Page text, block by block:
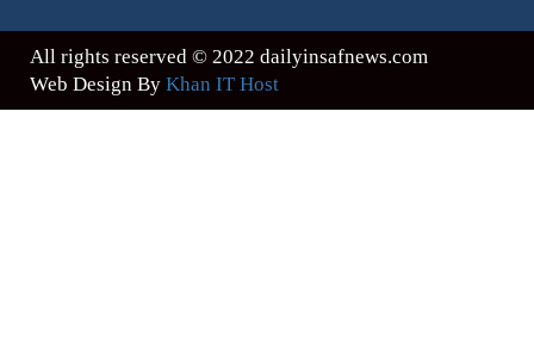
All rights reserved © 2022 dailyinsafnews.com
Web Design By Khan IT Host